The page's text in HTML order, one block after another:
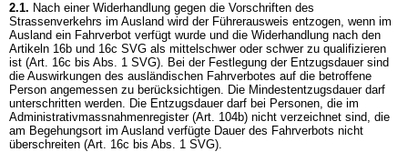
2.1. Nach einer Widerhandlung gegen die Vorschriften des
Strassenverkehrs im Ausland wird der Führerausweis entzogen, wenn im
Ausland ein Fahrverbot verfügt wurde und die Widerhandlung nach den
Artikeln 16b und 16c SVG als mittelschwer oder schwer zu qualifizieren
ist (Art. 16c bis Abs. 1 SVG). Bei der Festlegung der Entzugsdauer sind
die Auswirkungen des ausländischen Fahrverbotes auf die betroffene
Person angemessen zu berücksichtigen. Die Mindestentzugsdauer darf
unterschritten werden. Die Entzugsdauer darf bei Personen, die im
Administrativmassnahmenregister (Art. 104b) nicht verzeichnet sind, die
am Begehungsort im Ausland verfügte Dauer des Fahrverbots nicht
überschreiten (Art. 16c bis Abs. 1 SVG).